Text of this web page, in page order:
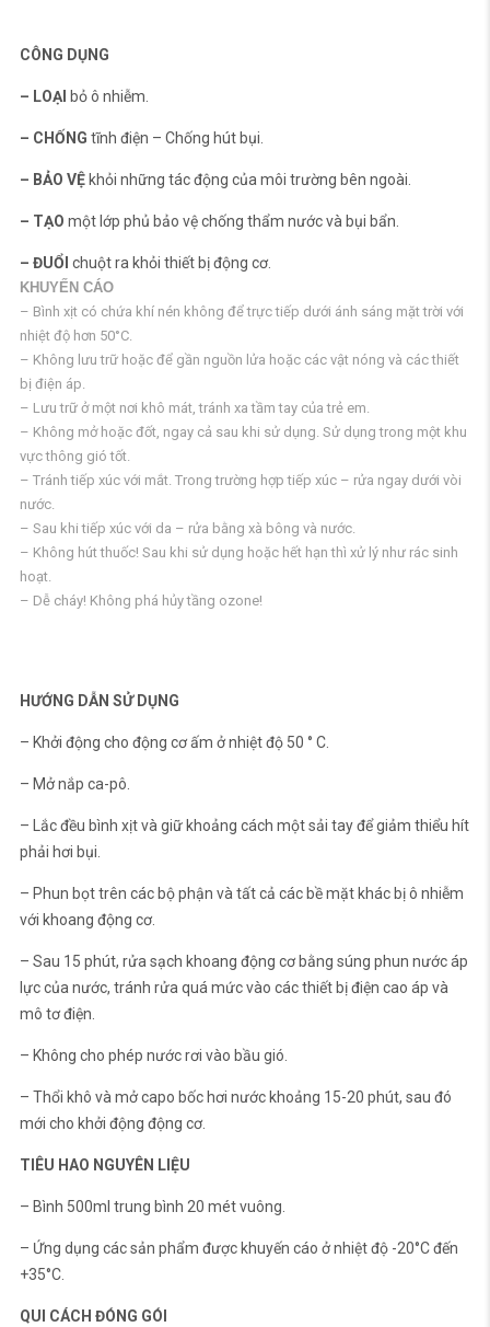
CÔNG DỤNG
– LOẠI bỏ ô nhiễm.
– CHỐNG tĩnh điện – Chống hút bụi.
– BẢO VỆ khỏi những tác động của môi trường bên ngoài.
– TẠO một lớp phủ bảo vệ chống thẩm nước và bụi bẩn.
– ĐUỔI chuột ra khỏi thiết bị động cơ.
KHUYẾN CÁO
– Bình xịt có chứa khí nén không để trực tiếp dưới ánh sáng mặt trời với
nhiệt độ hơn 50°C.
– Không lưu trữ hoặc để gần nguồn lửa hoặc các vật nóng và các thiết
bị điện áp.
– Lưu trữ ở một nơi khô mát, tránh xa tầm tay của trẻ em.
– Không mở hoặc đốt, ngay cả sau khi sử dụng. Sử dụng trong một khu
vực thông gió tốt.
– Tránh tiếp xúc với mắt. Trong trường hợp tiếp xúc – rửa ngay dưới vòi
nước.
– Sau khi tiếp xúc với da – rửa bằng xà bông và nước.
– Không hút thuốc! Sau khi sử dụng hoặc hết hạn thì xử lý như rác sinh
hoạt.
– Dễ cháy! Không phá hủy tầng ozone!
HƯỚNG DẪN SỬ DỤNG
– Khởi động cho động cơ ấm ở nhiệt độ 50 ° C.
– Mở nắp ca-pô.
– Lắc đều bình xịt và giữ khoảng cách một sải tay để giảm thiểu hít
phải hơi bụi.
– Phun bọt trên các bộ phận và tất cả các bề mặt khác bị ô nhiễm
với khoang động cơ.
– Sau 15 phút, rửa sạch khoang động cơ bằng súng phun nước áp
lực của nước, tránh rửa quá mức vào các thiết bị điện cao áp và
mô tơ điện.
– Không cho phép nước rơi vào bầu gió.
– Thổi khô và mở capo bốc hơi nước khoảng 15-20 phút, sau đó
mới cho khởi động động cơ.
TIÊU HAO NGUYÊN LIỆU
– Bình 500ml trung bình 20 mét vuông.
– Ứng dụng các sản phẩm được khuyến cáo ở nhiệt độ -20°C đến
+35°C.
QUI CÁCH ĐÓNG GÓI